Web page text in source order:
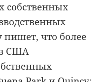
собственных
пишет, что более
США